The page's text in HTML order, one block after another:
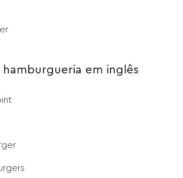
hamburgueria em inglês